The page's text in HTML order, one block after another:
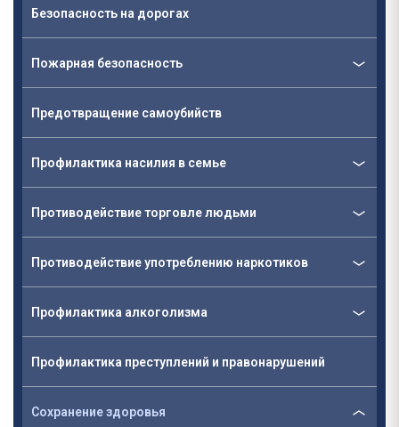
Безопасность на дорогах
Пожарная безопасность
Предотвращение самоубийств
Профилактика насилия в семье
Противодействие торговле людьми
Противодействие употреблению наркотиков
Профилактика алкоголизма
Профилактика преступлений и правонарушений
Сохранение здоровья